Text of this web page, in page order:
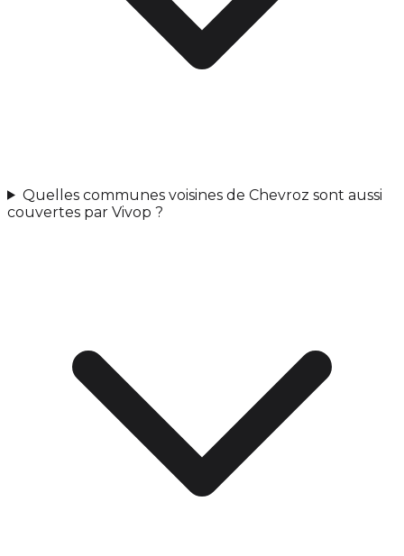
Quelles communes voisines de Chevroz sont aussi
couvertes par Vivop ?